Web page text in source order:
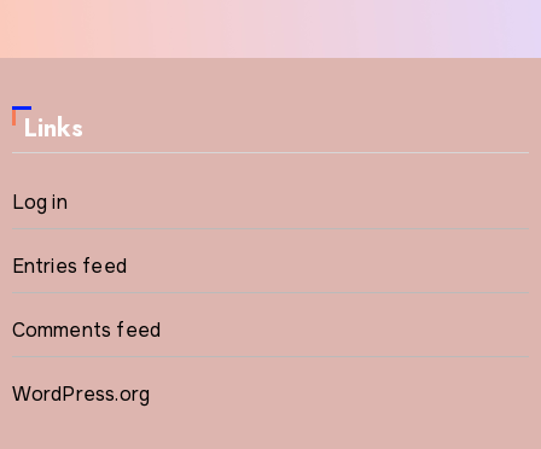
Links
Log in
Entries feed
Comments feed
WordPress.org